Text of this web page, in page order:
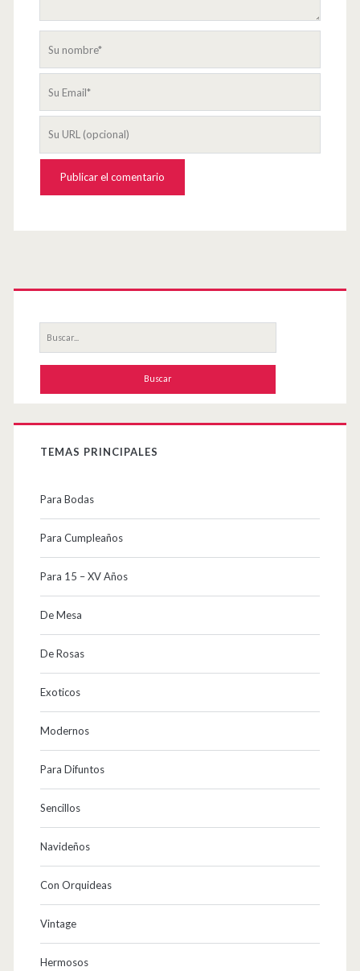
de
Sidebar
Buscar
por:
TEMAS PRINCIPALES
Para Bodas
Para Cumpleaños
Para 15 – XV Años
De Mesa
De Rosas
Exoticos
Modernos
Para Difuntos
Sencillos
Navideños
Con Orquideas
Vintage
Hermosos